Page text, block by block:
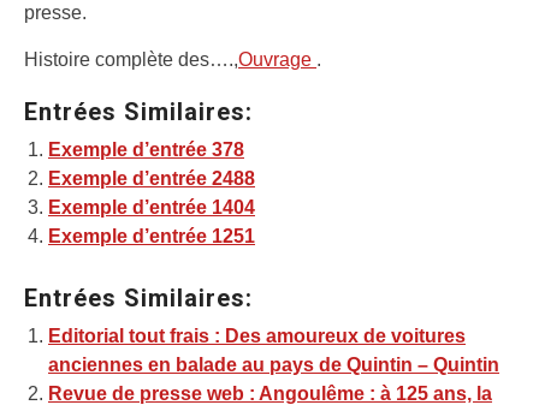
presse.
Histoire complète des….,Ouvrage .
Entrées Similaires:
Exemple d’entrée 378
Exemple d’entrée 2488
Exemple d’entrée 1404
Exemple d’entrée 1251
Entrées Similaires:
Editorial tout frais : Des amoureux de voitures
anciennes en balade au pays de Quintin – Quintin
Revue de presse web : Angoulême : à 125 ans, la